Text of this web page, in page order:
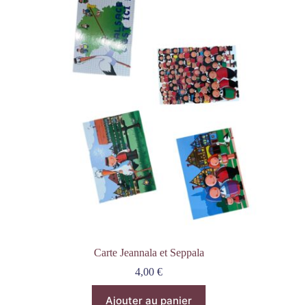
Carte Jeannala et Seppala
4,00€
Ajouter au panier